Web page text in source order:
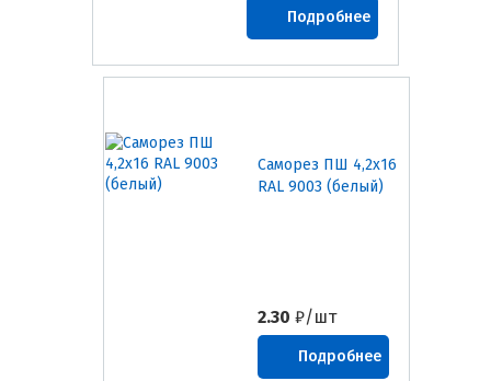
Подробнее
Саморез ПШ 4,2х16
RAL 9003 (белый)
2.30 ₽/шт
Подробнее